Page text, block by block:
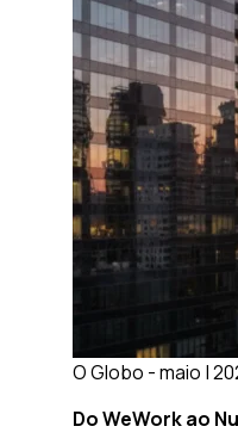
O Globo - maio |
Do WeWork ao